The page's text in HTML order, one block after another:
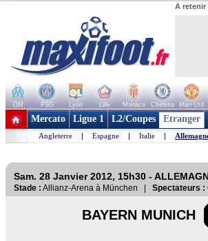
A retenir
OM PSG Lyon Lille Monaco Chelsea Man Utd
+ de clubs
Mercato Ligue 1 L2/Coupes Etranger
Angleterre | Espagne | Italie |
Sam. 28 Janvier 2012, 15h30 -
Stade : Allianz-Arena à München | Spectateurs :
BAYERN MUNICH